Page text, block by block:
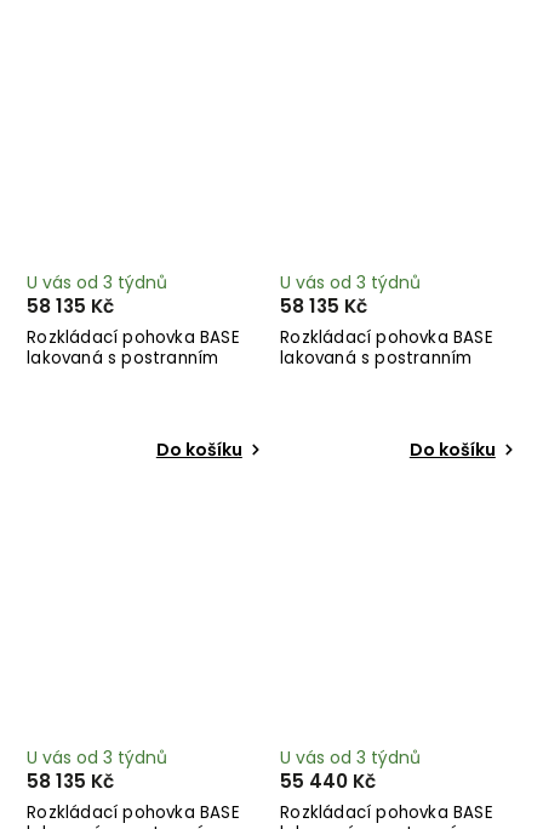
Rozkládací pohovka BASE
lakovaná s postranním
U vás od 3 týdnů
58 135 Kč
Do košíku
Rozkládací pohovka BASE
lakovaná s postranním
U vás od 3 týdnů
58 135 Kč
Do košíku
Rozkládací pohovka BASE
U vás od 3 týdnů
58 135 Kč
Rozkládací pohovka BASE
U vás od 3 týdnů
55 440 Kč